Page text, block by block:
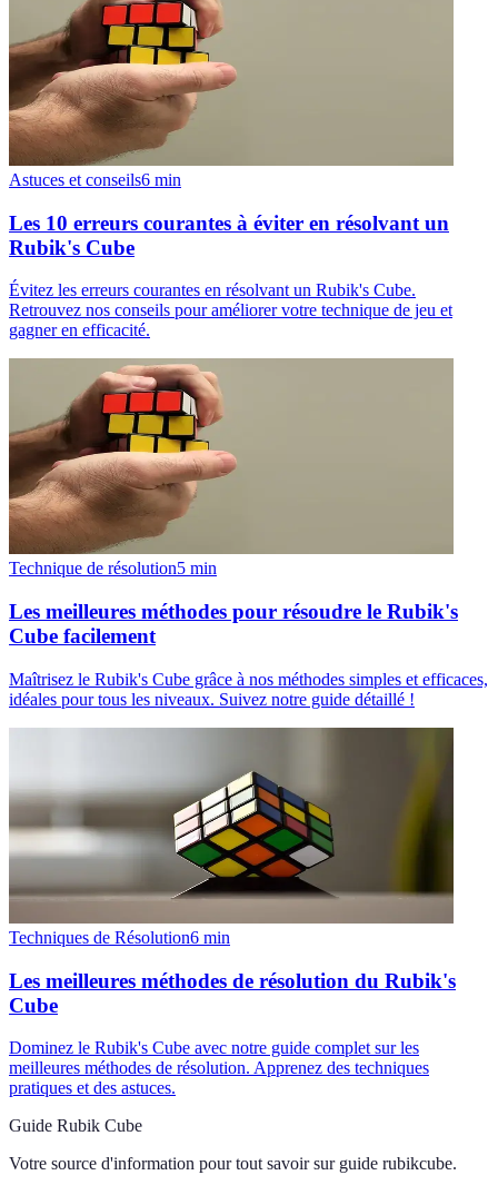
Astuces et conseils6 min
Les 10 erreurs courantes à éviter en résolvant un
Rubik's Cube
Évitez les erreurs courantes en résolvant un Rubik's Cube.
Retrouvez nos conseils pour améliorer votre technique de jeu et
gagner en efficacité.
Technique de résolution5 min
Les meilleures méthodes pour résoudre le Rubik's
Cube facilement
Maîtrisez le Rubik's Cube grâce à nos méthodes simples et efficaces,
idéales pour tous les niveaux. Suivez notre guide détaillé !
Techniques de Résolution6 min
Les meilleures méthodes de résolution du Rubik's
Cube
Dominez le Rubik's Cube avec notre guide complet sur les
meilleures méthodes de résolution. Apprenez des techniques
pratiques et des astuces.
Guide Rubik Cube
Votre source d'information pour tout savoir sur guide rubikcube.